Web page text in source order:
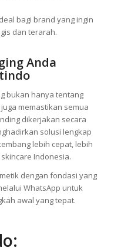
bagi brand yang ingin
dan terarah.
Anda
bukan hanya tentang
memastikan semua
dikerjakan secara
solusi lengkap
lebih cepat, lebih
Indonesia.
dengan fondasi yang
WhatsApp untuk
awal yang tepat.